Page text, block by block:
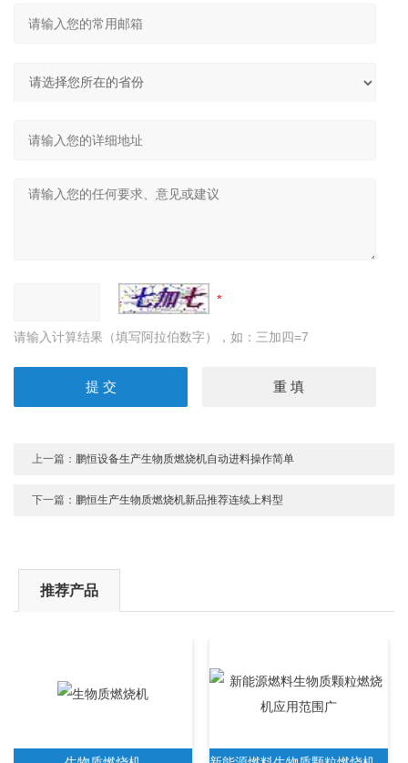
请输入计算结果（填写阿拉伯数字），如：三加四=7
上一篇： 鹏恒设备生产生物质燃烧机自动进料操作简单
下一篇： 鹏恒生产生物质燃烧机新品推荐连续上料型
推荐产品